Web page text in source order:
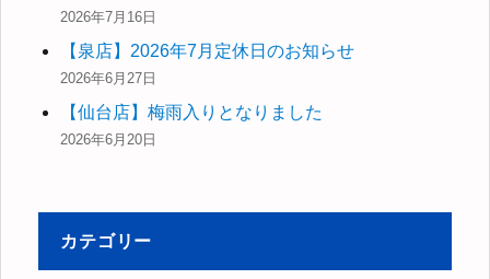
2026年7月16日
【泉店】2026年7月定休日のお知らせ
2026年6月27日
【仙台店】梅雨入りとなりました
2026年6月20日
カテゴリー